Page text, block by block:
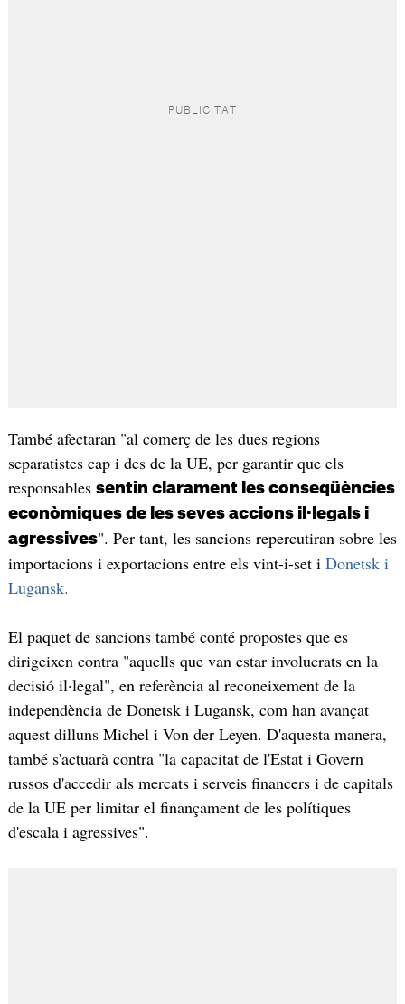
També afectaran "al comerç de les dues regions
separatistes cap i des de la UE, per garantir que els
responsables sentin clarament les conseqüències
econòmiques de les seves accions il·legals i
agressives". Per tant, les sancions repercutiran sobre les
importacions i exportacions entre els vint-i-set i Donetsk i
Lugansk.
El paquet de sancions també conté propostes que es
dirigeixen contra "aquells que van estar involucrats en la
decisió il·legal", en referència al reconeixement de la
independència de Donetsk i Lugansk, com han avançat
aquest dilluns Michel i Von der Leyen. D'aquesta manera,
també s'actuarà contra "la capacitat de l'Estat i Govern
russos d'accedir als mercats i serveis financers i de capitals
de la UE per limitar el finançament de les polítiques
d'escala i agressives".